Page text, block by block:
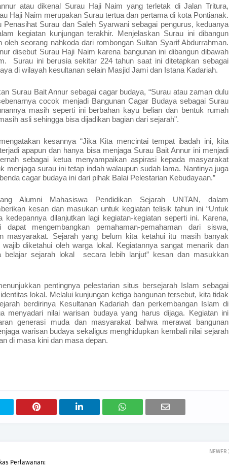
atau dikenal Surau Haji Naim yang terletak di Jalan Tritura,
Haji Naim merupakan Surau tertua dan pertama di kota Pontianak.
Surau dan Saleh Syarwani sebagai pengurus, keduanya
kegiatan kunjungan terakhir. Menjelaskan Surau ini dibangun
oleh seorang nahkoda dari rombongan Sultan Syarif Abdurrahman.
disebut Surau Haji Naim karena bangunan ini dibangun dibawah
Surau ini berusia sekitar 224 tahun saat ini ditetapkan sebagai
di wilayah kesultanan selain Masjid Jami dan Istana Kadariah.
Surau Bait Annur sebagai cagar budaya, “Surau atau zaman dulu
cocok menjadi Bangunan Cagar Budaya sebagai Surau
masih seperti ini berbahan kayu belian dan bentuk rumah
asli sehingga bisa dijadikan bagian dari sejarah".
kesannya “Jika Kita mencintai tempat ibadah ini, kita
apapun dan hanya bisa menjaga Surau Bait Annur ini menjadi
sebagai ketua menyampaikan aspirasi kepada masyarakat
menjaga surau ini tetap indah walaupun sudah lama. Nantinya juga
cagar budaya ini dari pihak Balai Pelestarian Kebudayaan.”
Alumni Mahasiswa Pendidikan Sejarah UNTAN, dalam
kesan dan masukan untuk kegiatan telisik tahun ini “Untuk
kedepannya dilanjutkan lagi kegiatan-kegiatan seperti ini. Karena,
mengembangkan pemahaman-pemahaman dari siswa,
masyarakat. Sejarah yang belum kita ketahui itu masih banyak
wajib diketahui oleh warga lokal. Kegiatannya sangat menarik dan
belajar sejarah lokal
secara lebih lanjut” kesan dan masukkan
pentingnya pelestarian situs bersejarah Islam sebagai
lokal. Melalui kunjungan ketiga bangunan tersebut, kita tidak
berdirinya Kesultanan Kadariah dan perkembangan Islam di
menyadari nilai warisan budaya yang harus dijaga. Kegiatan ini
generasi muda dan masyarakat bahwa merawat bangunan
warisan budaya sekaligus menghidupkan kembali nilai sejarah
di masa kini dan masa depan.
NEWER
Perlawanan: